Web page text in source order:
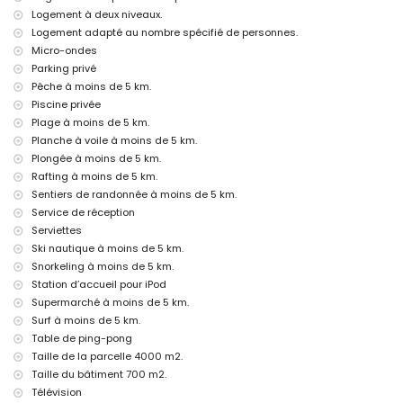
Plus d'informations
ville la plus proche : Javea (à moins de 5 kilomètres de la villa)
plage la plus proche : El Arenal, Javea (à moins de 5 kilomètres de la
villa)
port le plus proche : Puerto Aduanas del Mar, Javea (à moins de 5
kilomètres de la villa)
parc le plus proche : Tarraula, Javea (à moins de 5 kilomètres de la
villa)
aéroport le plus proche : Alicante (à moins de 100 kilomètres de la
villa)
deuxième aéroport le plus proche : Valence (> 100 kilomètres)
animaux de compagnie acceptés
L'hébergement est très adapté aux familles avec enfants
Équipements et services inclus dans le prix de la location de la
villa
internet (WiFi)
aspirateur et fer à repasser avec planche
linge de lit et serviettes
service de réception et service d'urgence 24 heures sur 24
court de padel et terrain de football
tennis de table
chauffage central et climatisation
Équipements et services en supplément
Logement à deux niveaux.
Logement adapté au nombre spécifié de personnes.
Micro-ondes
Parking privé
Pêche à moins de 5 km.
Piscine privée
Plage à moins de 5 km.
Planche à voile à moins de 5 km.
Plongée à moins de 5 km.
Rafting à moins de 5 km.
Sentiers de randonnée à moins de 5 km.
Service de réception
Serviettes
Ski nautique à moins de 5 km.
Snorkeling à moins de 5 km.
Station d’accueil pour iPod
Supermarché à moins de 5 km.
Surf à moins de 5 km.
Table de ping-pong
Taille de la parcelle 4000 m2.
Taille du bâtiment 700 m2.
Télévision